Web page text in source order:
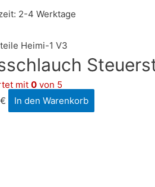
2-4 Werktage
Heimi-1 V3
mit0 von 5
€ In den Warenkorb